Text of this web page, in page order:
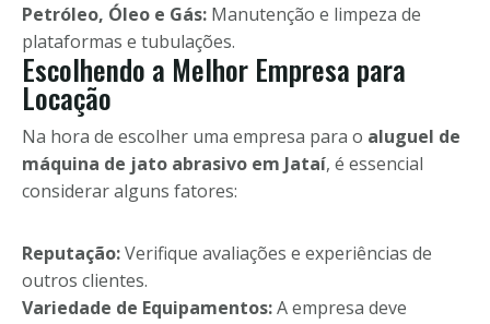
Petróleo, Óleo e Gás: Manutenção e limpeza de
plataformas e tubulações.
Escolhendo a Melhor Empresa para
Locação
Na hora de escolher uma empresa para o aluguel de
máquina de jato abrasivo em Jataí, é essencial
considerar alguns fatores:
Reputação:Verifique avaliações e experiências de
outros clientes.
Variedade de Equipamentos:A empresa deve